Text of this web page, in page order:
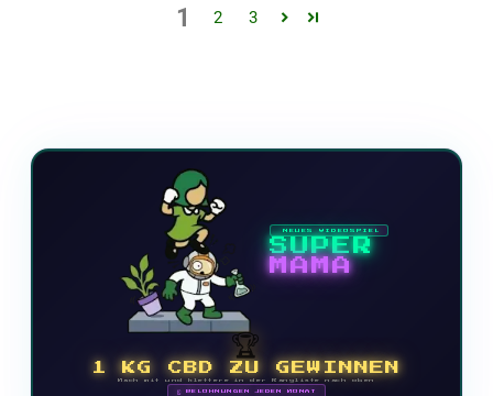
1 2 3
NEUES VIDEOSPIEL
SUPER
MAMA
🏆
1 KG CBD ZU GEWINNEN
Mach mit und klettere in der Rangliste nach oben
🗓 BELOHNUNGEN JEDEN MONAT